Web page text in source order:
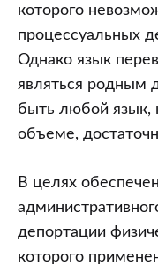
которого
процессуальных
Однако язык
являться родным
быть любой язык,
объеме,
В целях
депортации
которого